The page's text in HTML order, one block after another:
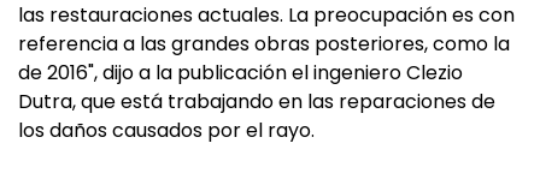
las restauraciones actuales. La preocupación es con
referencia a las grandes obras posteriores, como la
de 2016", dijo a la publicación el ingeniero Clezio
Dutra, que está trabajando en las reparaciones de
los daños causados por el rayo.